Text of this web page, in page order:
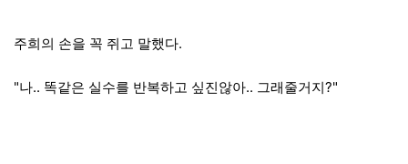
주희의 손을 꼭 쥐고 말했다.
"나.. 똑같은 실수를 반복하고 싶진않아.. 그래줄거지?"